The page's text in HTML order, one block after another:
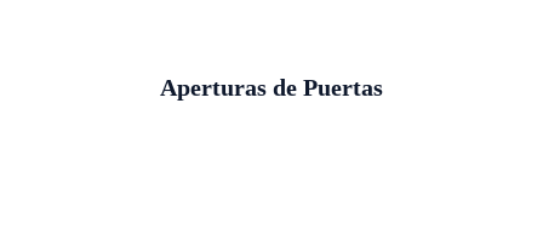
Aperturas de Puertas